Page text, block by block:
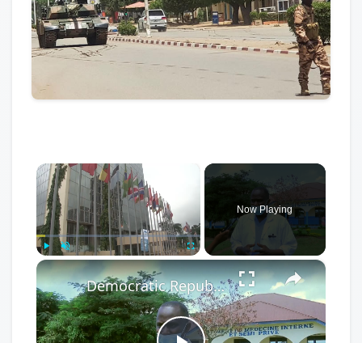
Play Unmute
Now Playing
×
Democratic Republic of the Congo: Latest Ebola outbreak overstretches DRC health system.